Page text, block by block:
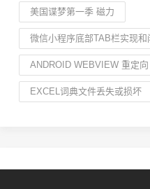
美国谍梦第一季 磁力
微信小程序底部TAB栏实现和
ANDROID WEBVIEW 重定向
EXCEL词典文件丢失或损坏